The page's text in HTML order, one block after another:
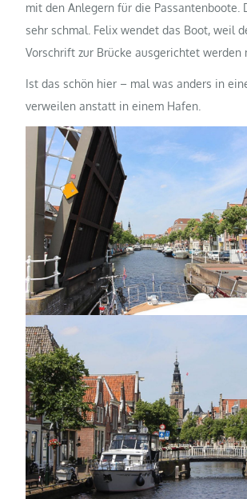
mit den Anlegern für die Passantenboote.
sehr schmal. Felix wendet das Boot, weil
Vorschrift zur Brücke ausgerichtet werden
Ist das schön hier – mal was anders in
verweilen anstatt in einem Hafen.